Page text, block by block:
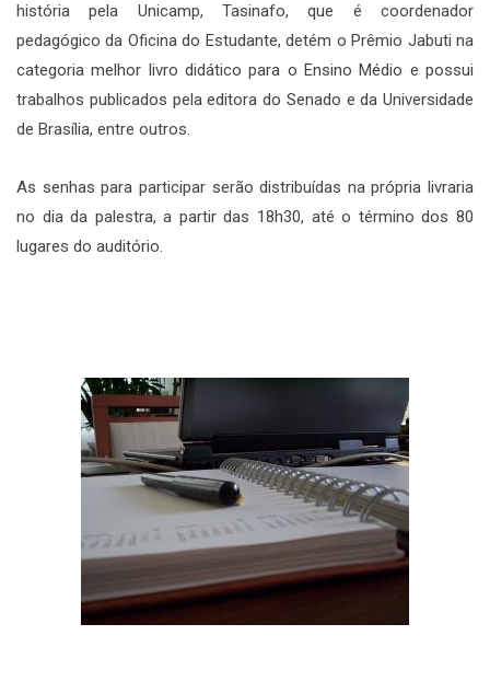
história pela Unicamp, Tasinafo, que é coordenador
pedagógico da Oficina do Estudante, detém o Prêmio Jabuti na
categoria melhor livro didático para o Ensino Médio e possui
trabalhos publicados pela editora do Senado e da Universidade
de Brasília, entre outros.
As senhas para participar serão distribuídas na própria livraria
no dia da palestra, a partir das 18h30, até o término dos 80
lugares do auditório.